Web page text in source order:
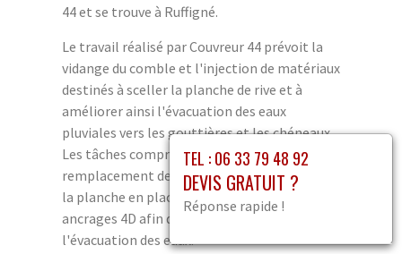
44 et se trouve à Ruffigné.
Le travail réalisé par Couvreur 44 prévoit la
vidange du comble et l'injection de matériaux
destinés à sceller la planche de rive et à
améliorer ainsi l'évacuation des eaux
pluviales vers les gouttières et les chéneaux.
Les tâches comprennent également le
remplacement des griffes qui maintiennent
la planche en place et le durcissement des
ancrages 4D afin de garantir l'efficacité de
l'évacuation des eaux.
TEL : 06 33 79 48 92
DEVIS GRATUIT ?
Réponse rapide !